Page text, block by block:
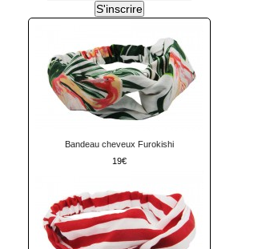
Bandeau cheveux Furokishi
19